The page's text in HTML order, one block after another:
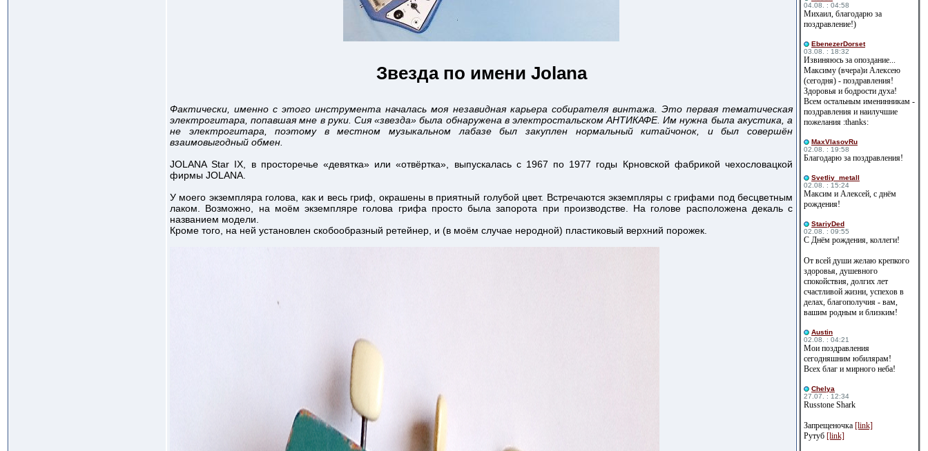
Звезда по имени Jolana
Фактически, именно с этого инструмента началась моя незавидная карьера собирателя винтажа. Это первая тематическая
электрогитара, попавшая мне в руки. Сия «звезда» была обнаружена в электростальском АНТИКАФЕ. Им нужна была акустика, а
не электрогитара, поэтому в местном музыкальном лабазе был закуплен нормальный китайчонок, и был совершён
взаимовыгодный обмен.
JOLANA Star IX, в просторечье «девятка» или «отвёртка», выпускалась с 1967 по 1977 годы Крновской фабрикой чехословацкой
фирмы JOLANA.
У моего экземпляра голова, как и весь гриф, окрашены в приятный голубой цвет. Встречаются экземпляры с грифами под бесцветным
лаком. Возможно, на моём экземпляре голова грифа просто была запорота при производстве. На голове расположена декаль с
названием модели.
Кроме того, на ней установлен скобообразный ретейнер, и (в моём случае неродной) пластиковый верхний порожек.
04.08. : 04:58
Михаил, благодарю за
поздравление!)
EbenezerDorset
03.08. : 18:32
Извиняюсь за опоздание...
Максиму (вчера)и Алексею
(сегодня) - поздравления!
Здоровья и бодрости духа!
Всем остальным именинникам -
поздравления и наилучшие
пожелания :thanks:
MaxVlasovRu
02.08. : 19:58
Благодарю за поздравления!
Svetliy_metall
02.08. : 15:24
Максим и Алексей, с днём
рождения!
StariyDed
02.08. : 09:55
С Днём рождения, коллеги!
От всей души желаю крепкого
здоровья, душевного
спокойствия, долгих лет
счастливой жизни, успехов в
делах, благополучия - вам,
вашим родным и близким!
Austin
02.08. : 04:21
Мои поздравления
сегодняшним юбилярам!
Всех благ и мирного неба!
Сhelya
27.07. : 12:34
Russtone Shark
Запрещеночка [link]
Рутуб [link]